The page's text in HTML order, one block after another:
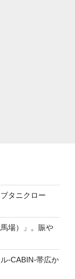
タニクロー
場）」。賑や
-CABIN-帯広か